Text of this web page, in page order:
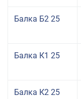
Балка Б2 25
Балка К1 25
Балка К2 25